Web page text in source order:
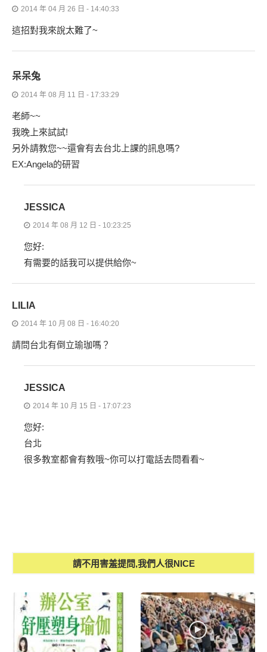
2014 年 04 月 26 日 - 14:40:33
這招對我來說太難了~
呆呆兔
2014 年 08 月 11 日 - 17:33:29
老師~~
我晚上來試試!
另外請教您~~還會有去台北上課的訊息嗎?
EX:Angela的研習
JESSICA
2014 年 08 月 12 日 - 10:23:25
您好:
有需要的話我可以提供給你~
LILIA
2014 年 10 月 08 日 - 16:40:20
請問台北有倒立瑜珈嗎？
JESSICA
2014 年 10 月 15 日 - 17:07:23
您好:
台北
很多教室都會有教哦~你可以打電話去問看看~
請不用害羞提問,我們人很NICE